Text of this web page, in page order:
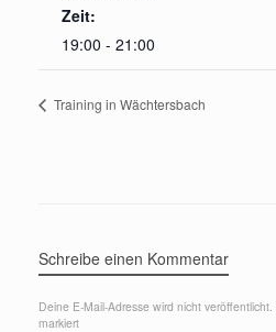
Zeit:
19:00 - 21:00
Training in Wächtersbach
Schreibe einen Kommentar
Deine E-Mail-Adresse wird nicht veröffentlicht.
markiert